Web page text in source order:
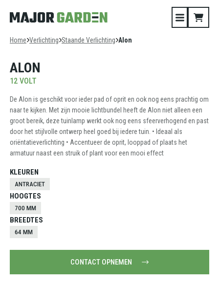
Home Verlichting Staande Verlichting Alon
ALON
12 VOLT
De Alon is geschikt voor ieder pad of oprit en ook nog eens prachtig om
naar te kijken. Met zijn mooie lichtbundel heeft de Alon niet alleen een
groot bereik, deze tuinlamp werkt ook nog eens sfeerverhogend en past
door het stijlvolle ontwerp heel goed bij iedere tuin. • Ideaal als
oriëntatieverlichting • Accentueer de oprit, looppad of plaats het
armatuur naast een struik of plant voor een mooi effect
KLEUREN
ANTRACIET
HOOGTES
700 MM
BREEDTES
64 MM
CONTACT OPNEMEN